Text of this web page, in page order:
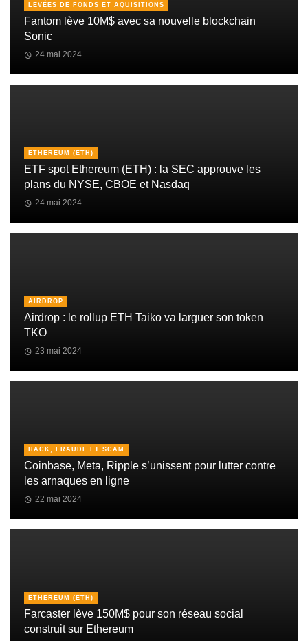
LEVÉES DE FONDS ET AQUISITIONS
Fantom lève 10M$ avec sa nouvelle blockchain
Sonic
24 mai 2024
ETHEREUM (ETH)
ETF spot Ethereum (ETH) : la SEC approuve les
plans du NYSE, CBOE et Nasdaq
24 mai 2024
AIRDROP
Airdrop : le rollup ETH Taiko va larguer son token
TKO
23 mai 2024
HACK, FRAUDE ET SCAM
Coinbase, Meta, Ripple s’unissent pour lutter contre
les arnaques en ligne
22 mai 2024
ETHEREUM (ETH)
Farcaster lève 150M$ pour son réseau social
construit sur Ethereum